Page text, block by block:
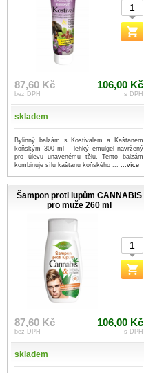
87,60 Kč
bez DPH
106,00 Kč
s DPH
skladem
Bylinný balzám s Kostivalem a Kaštanem
koňským 300 ml – lehký emulgel navržený
pro úlevu unavenému tělu. Tento balzám
kombinuje sílu kaštanu koňského ...
...více
Šampon proti lupům CANNABIS
pro muže 260 ml
87,60 Kč
bez DPH
106,00 Kč
s DPH
skladem